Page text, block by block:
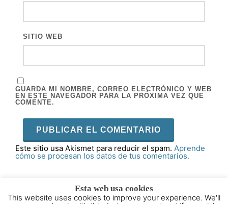
SITIO WEB
GUARDA MI NOMBRE, CORREO ELECTRÓNICO Y WEB
EN ESTE NAVEGADOR PARA LA PRÓXIMA VEZ QUE
COMENTE.
Este sitio usa Akismet para reducir el spam. Aprende
cómo se procesan los datos de tus comentarios.
2015 - 2025 © Powered byTheme-Vision
Esta web usa cookies
This website uses cookies to improve your experience. We'll